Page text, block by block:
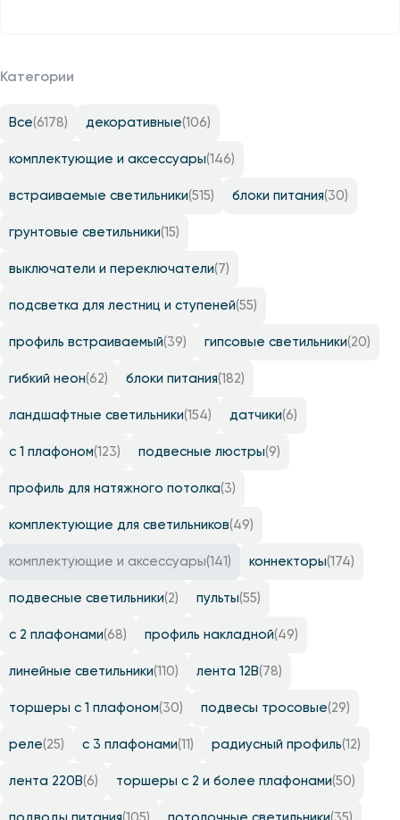
Категории
Все(6178) декоративные(106)
комплектующие и аксессуары(146)
встраиваемые светильники(515) блоки питания(30)
грунтовые светильники(15)
выключатели и переключатели(7)
подсветка для лестниц и ступеней(55)
профиль встраиваемый(39) гипсовые светильники(20)
гибкий неон(62) блоки питания(182)
ландшафтные светильники(154) датчики(6)
с 1 плафоном(123) подвесные люстры(9)
профиль для натяжного потолка(3)
комплектующие для светильников(49)
комплектующие и аксессуары(141) коннекторы(174)
подвесные светильники(2) пульты(55)
с 2 плафонами(68) профиль накладной(49)
линейные светильники(110) лента 12B(78)
торшеры с 1 плафоном(30) подвесы тросовые(29)
реле(25) с 3 плафонами(11) радиусный профиль(12)
лента 220B(6) торшеры с 2 и более плафонами(50)